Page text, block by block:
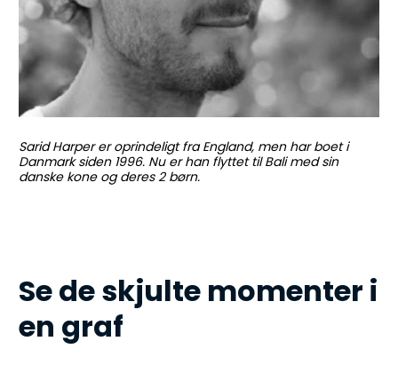
Sarid Harper er oprindeligt fra England, men har boet i
Danmark siden 1996. Nu er han flyttet til Bali med sin
danske kone og deres 2 børn.
Se de skjulte momenter i
en graf